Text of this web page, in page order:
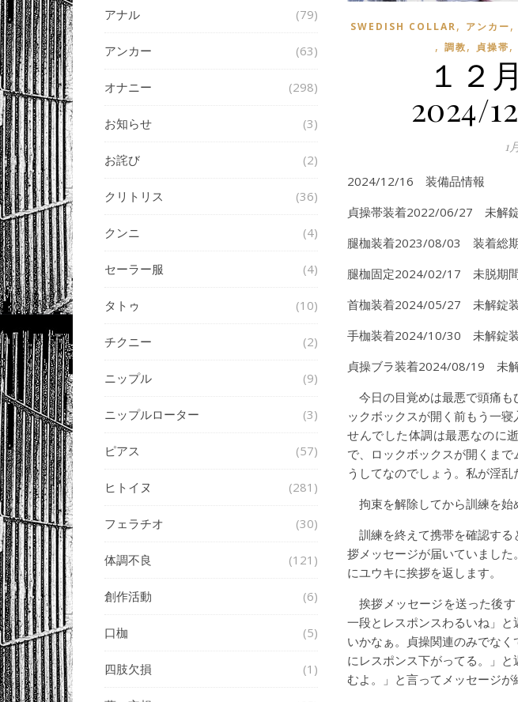
アナル (79)
アンカー (63)
オナニー (298)
お知らせ (3)
お詫び (2)
クリトリス (36)
クンニ (4)
セーラー服 (4)
タトゥ (10)
チクニー (2)
ニップル (9)
ニップルローター (3)
ピアス (57)
ヒトイヌ (281)
フェラチオ (30)
体調不良 (121)
創作活動 (6)
口枷 (5)
四肢欠損 (1)
SWEDISH COLLAR, アンカー,
, 調教, 貞操帯,
１２
2024/
1
2024/12/16 装備品情報
貞操帯装着2022/06/27 未解
腿枷装着2023/08/03 装着総
腿枷固定2024/02/17 未脱期
首枷装着2024/05/27 未解錠
手枷装着2024/10/30 未解錠
貞操ブラ装着2024/08/19 未
今日の目覚めは最悪で頭痛も
ックボックスが開く前もう一
せんでした体調は最悪なのに
で、ロックボックスが開くま
うしてなのでしょう。私が淫乱
拘束を解除してから訓練を始
訓練を終えて携帯を確認する
拶メッセージが届いていまし
にユウキに挨拶を返します。
挨拶メッセージを送った後
一段とレスポンスわるいね」
いかなぁ。貞操関連のみでな
にレスポンス下がってる。」
むよ。」と言ってメッセージが